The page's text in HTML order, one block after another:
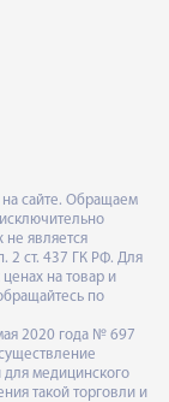
на сайте. Обращаем
не является
2 ст. 437 ГК РФ. Для
на товар и
по
2020 года № 697
для медицинского
такой торговли и